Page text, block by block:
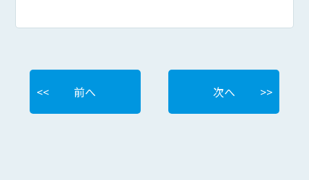
前へ 次へ